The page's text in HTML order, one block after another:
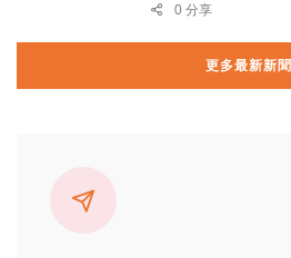
0 分享
更多最新新聞